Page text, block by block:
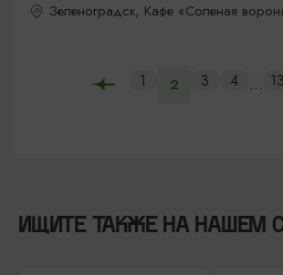
Зеленоградск, Кафе «Соленая
1 2 3 4 ... 13
ИЩИТЕ ТАКЖЕ НА НАШЕМ